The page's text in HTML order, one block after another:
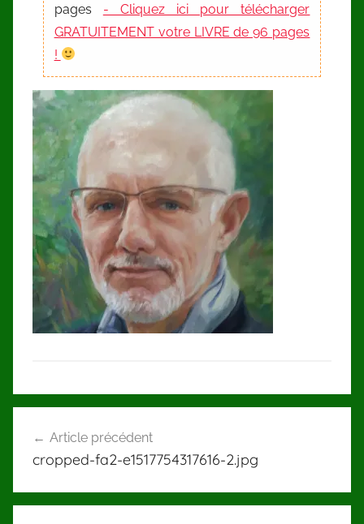
pages - Cliquez ici pour télécharger
GRATUITEMENT votre LIVRE de 96 pages
!
de
Article précédent
cropped-fa2-e1517754317616-2.jpg